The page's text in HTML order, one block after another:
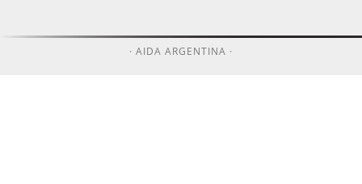
· AIDA ARGENTINA ·